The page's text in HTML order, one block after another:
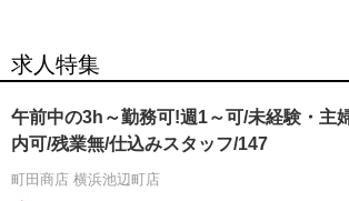
求人特集
午前中の3h～勤務可!週1～可/未経験・主
内可/残業無/仕込みスタッフ/147
町田商店 横浜池辺町店